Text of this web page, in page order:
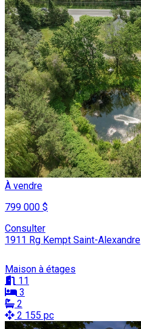
À vendre
799 000 $
Consulter
1911 Rg Kempt Saint-Alexandre
Maison à étages
11
3
2
2 155 pc